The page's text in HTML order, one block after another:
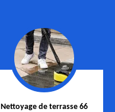
Nettoyage de terrasse 66